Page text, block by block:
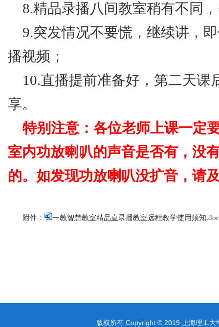
8.精品录播八间教室稍有不同
9.突发情况不要慌，继续讲，
播视频；
10.直播提前准备好，第二天课
享。
特别注意：各位老师上课一定
室内功放喇叭的声音是否有，没
的。如发现功放喇叭没扩音，请
附件： 一教智慧教室精品直录播教室远程教学使用须知
版权所有 Copyright © 2019 上海理工